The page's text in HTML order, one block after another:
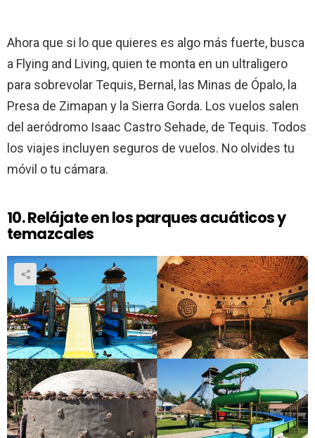
Ahora que si lo que quieres es algo más fuerte, busca
a Flying and Living, quien te monta en un ultraligero
para sobrevolar Tequis, Bernal, las Minas de Ópalo, la
Presa de Zimapan y la Sierra Gorda. Los vuelos salen
del aeródromo Isaac Castro Sehade, de Tequis. Todos
los viajes incluyen seguros de vuelos. No olvides tu
móvil o tu cámara.
10. Relájate en los parques acuáticos y
temazcales